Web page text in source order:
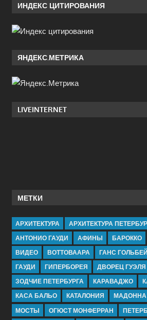
ИНДЕКС ЦИТИРОВАНИЯ
ЯНДЕКС.МЕТРИКА
LIVEINTERNET
МЕТКИ
АРХИТЕКТУРА
АРХИТЕКТУРА
АНТОНИО ГАУДИ
АФИНЫ БАРОККО
ВИДЕО
ВОТТОВААРА
ГАНС
ГАУДИ
ГИПЕРБОРЕЯ ДВОРЕЦ ГУЭЛЯ
ЗОДЧИЕ ПЕТЕРБУРГА
КАРАВАДЖО
КАСА БАЛЬО
КАТАЛОНИЯ МАДОННА
МОСТЫ
ОГЮСТ МОНФЕРРАН